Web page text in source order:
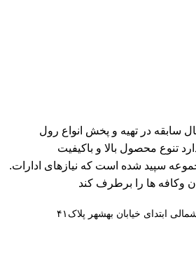
اداری سپید ۱۵ سال سابقه در تهیه و پخش انواع رول
تنوع محصول بالا و باکیفیت
سپید شده است که نیازهای ادارات.
و‌کافه ها را برطرف کند
ابتدای خیابان بهشهر پلاک۴۱